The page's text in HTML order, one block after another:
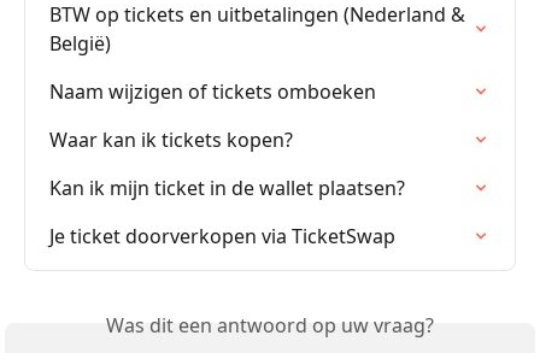
BTW op tickets en uitbetalingen (Nederland &
België)
Naam wijzigen of tickets omboeken
Waar kan ik tickets kopen?
Kan ik mijn ticket in de wallet plaatsen?
Je ticket doorverkopen via TicketSwap
Was dit een antwoord op uw vraag?